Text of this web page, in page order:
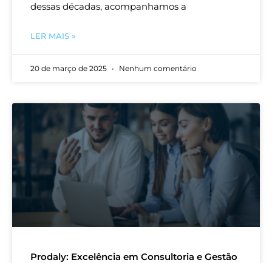
dessas décadas, acompanhamos a
LER MAIS »
20 de março de 2025 Nenhum comentário
Prodaly: Excelência em Consultoria e Gestão